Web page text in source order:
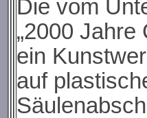
Die vom
„2000
ein
auf